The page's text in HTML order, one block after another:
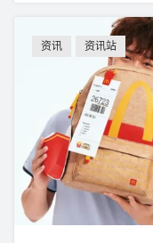
资讯 资讯站